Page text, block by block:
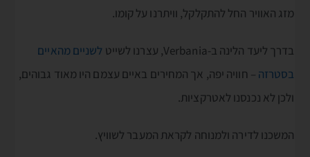
מזג האוויר החל להתקלקל, וויתרנו על קומו.
בדרך ליעד הלינה ב-Verbania, עצרנו לשייט
לשניים מהאיים
בסטרזה – חוויה יפה, אך המחירים באיים עצמם היו מאוד גבוהים,
ולכן לא נכנסנו לאטרקציות.
המשכנו לדירה ולמנוחה לקראת המעבר לשוויץ.